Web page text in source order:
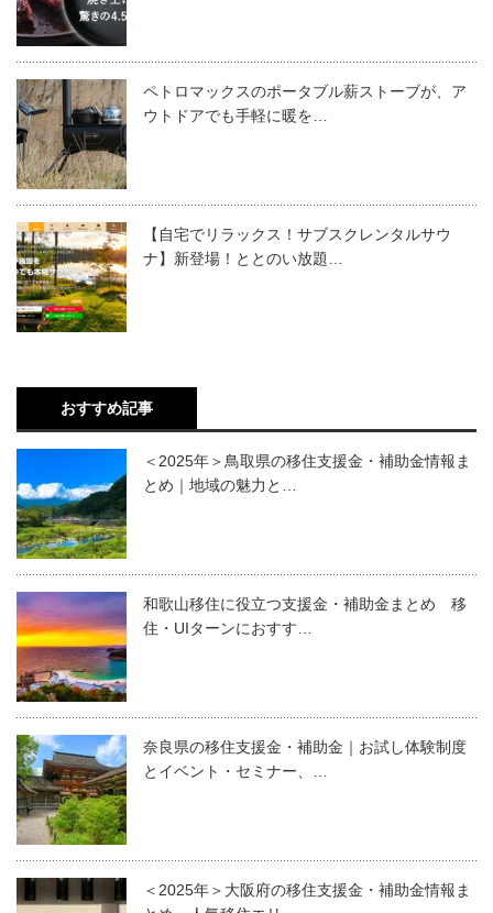
ペトロマックスのポータブル薪ストーブが、ア
ウトドアでも手軽に暖を…
【自宅でリラックス！サブスクレンタルサウ
ナ】新登場！ととのい放題…
おすすめ記事
＜2025年＞鳥取県の移住支援金・補助金情報ま
とめ｜地域の魅力と…
和歌山移住に役立つ支援金・補助金まとめ 移
住・UIターンにおすす…
奈良県の移住支援金・補助金｜お試し体験制度
とイベント・セミナー、…
＜2025年＞大阪府の移住支援金・補助金情報ま